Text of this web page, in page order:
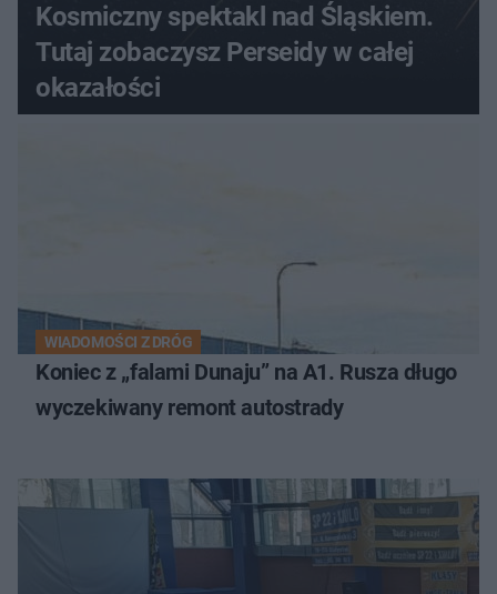
Kosmiczny spektakl nad Śląskiem.
Tutaj zobaczysz Perseidy w całej
okazałości
WIADOMOŚCI Z DRÓG
Koniec z „falami Dunaju” na A1. Rusza długo
wyczekiwany remont autostrady